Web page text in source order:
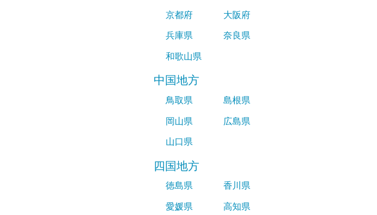
京都府
大阪府
兵庫県
奈良県
和歌山県
中国地方
鳥取県
島根県
岡山県
広島県
山口県
四国地方
徳島県
香川県
愛媛県
高知県